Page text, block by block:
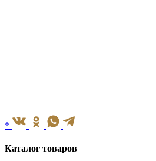
*
Каталог товаров